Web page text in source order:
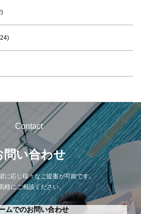
Contact
問い合わせ
に応じ様々なご提案が可能です。
軽にご相談ください。
ムでのお問い合わせ